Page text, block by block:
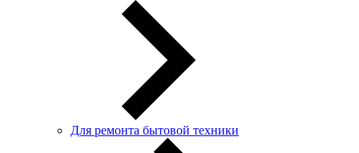
Для ремонта бытовой техники